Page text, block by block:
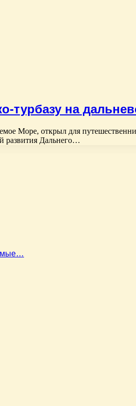
на
Море, открыл для
развития Дальнего…